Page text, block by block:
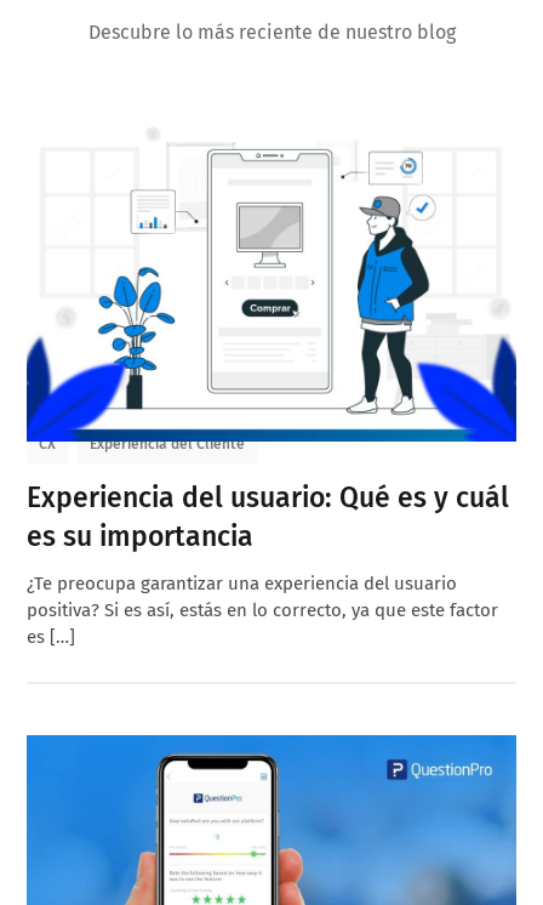
Descubre lo más reciente de nuestro blog
CX Experiencia del Cliente
Experiencia del usuario: Qué es y cuál
es su importancia
¿Te preocupa garantizar una experiencia del usuario
positiva? Si es así, estás en lo correcto, ya que este factor
es […]